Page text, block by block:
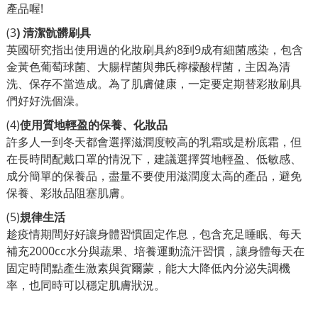
產品喔!
(3)清潔骯髒刷具
英國研究指出使用過的化妝刷具約8到9成有細菌感染，包含
金黃色葡萄球菌、大腸桿菌與弗氏檸檬酸桿菌，主因為清
洗、保存不當造成。為了肌膚健康，一定要定期替彩妝刷具
們好好洗個澡。
(4)使用質地輕盈的保養、化妝品
許多人一到冬天都會選擇滋潤度較高的乳霜或是粉底霜，但
在長時間配戴口罩的情況下，建議選擇質地輕盈、低敏感、
成分簡單的保養品，盡量不要使用滋潤度太高的產品，避免
保養、彩妝品阻塞肌膚。
(5)規律生活
趁疫情期間好好讓身體習慣固定作息，包含充足睡眠、每天
補充2000cc水分與蔬果、培養運動流汗習慣，讓身體每天在
固定時間點產生激素與賀爾蒙，能大大降低內分泌失調機
率，也同時可以穩定肌膚狀況。